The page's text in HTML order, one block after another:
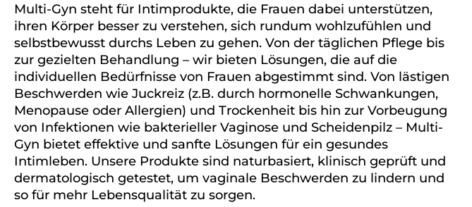
Multi-Gyn steht für Intimprodukte, die Frauen dabei unterstützen,
ihren Körper besser zu verstehen, sich rundum wohlzufühlen und
selbstbewusst durchs Leben zu gehen. Von der täglichen Pflege bis
zur gezielten Behandlung – wir bieten Lösungen, die auf die
individuellen Bedürfnisse von Frauen abgestimmt sind. Von lästigen
Beschwerden wie Juckreiz (z.B. durch hormonelle Schwankungen,
Menopause oder Allergien) und Trockenheit bis hin zur Vorbeugung
von Infektionen wie bakterieller Vaginose und Scheidenpilz – Multi-
Gyn bietet effektive und sanfte Lösungen für ein gesundes
Intimleben. Unsere Produkte sind naturbasiert, klinisch geprüft und
dermatologisch getestet, um vaginale Beschwerden zu lindern und
so für mehr Lebensqualität zu sorgen.